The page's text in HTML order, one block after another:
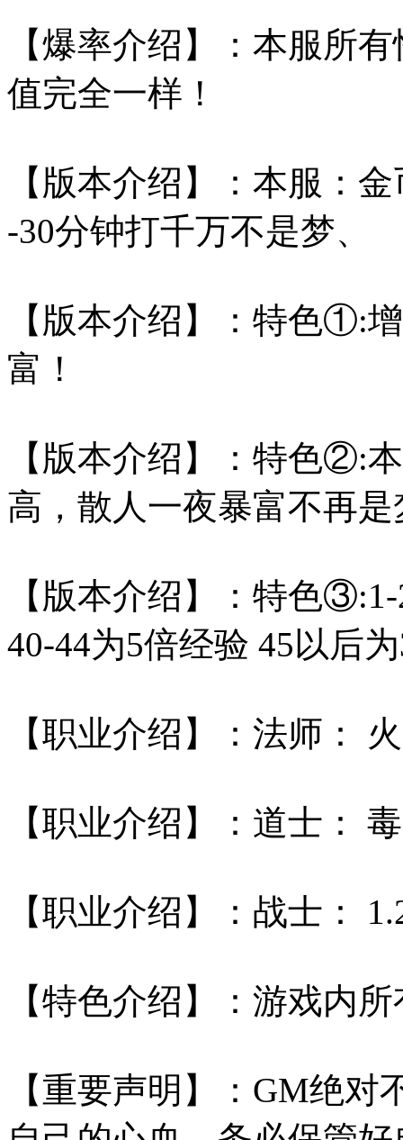
【爆率介绍】：本服所
值完全一样！
【版本介绍】：本服：
-30分钟打千万不是梦、
【版本介绍】：特色①:
富！
【版本介绍】：特色②:
高，散人一夜暴富不再是
【版本介绍】：特色
40-44为5倍经验 45以后
【职业介绍】：法师：
【职业介绍】：道士：
【职业介绍】：战士：
【特色介绍】：游戏内
【重要声明】：GM绝